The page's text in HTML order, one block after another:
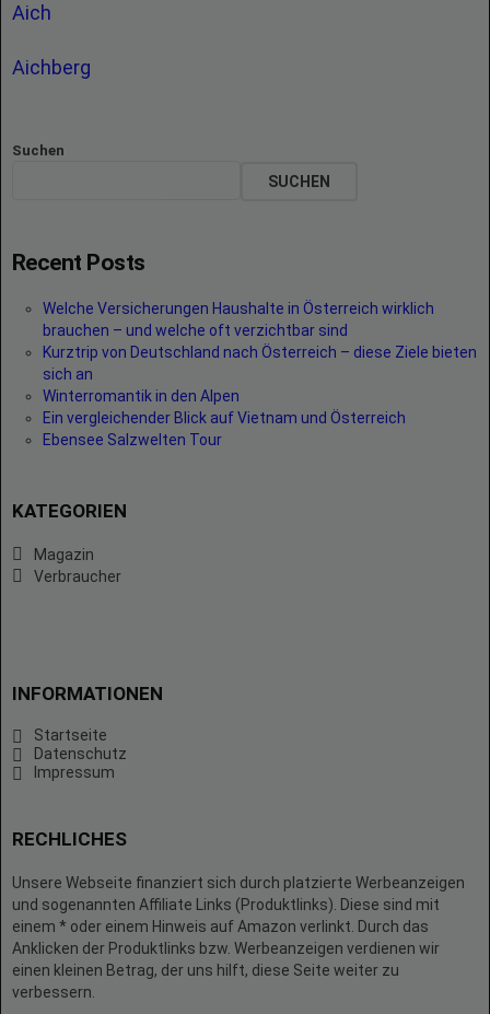
Aich
Aichberg
Suchen
SUCHEN
Recent Posts
Welche Versicherungen Haushalte in Österreich wirklich
brauchen – und welche oft verzichtbar sind
Kurztrip von Deutschland nach Österreich – diese Ziele bieten
sich an
Winterromantik in den Alpen
Ein vergleichender Blick auf Vietnam und Österreich
Ebensee Salzwelten Tour
KATEGORIEN
Magazin
Verbraucher
INFORMATIONEN
Startseite
Datenschutz
Impressum
RECHLICHES
Unsere Webseite finanziert sich durch platzierte Werbeanzeigen
und sogenannten Affiliate Links (Produktlinks). Diese sind mit
einem * oder einem Hinweis auf Amazon verlinkt. Durch das
Anklicken der Produktlinks bzw. Werbeanzeigen verdienen wir
einen kleinen Betrag, der uns hilft, diese Seite weiter zu
verbessern.